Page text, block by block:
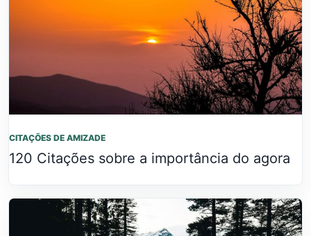
CITAÇÕES DE AMIZADE
120 Citações sobre a importância do agora